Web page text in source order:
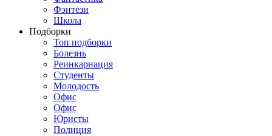
Фэнтези
Школа
Подборки
Топ подборки
Болезнь
Реинкарнация
Студенты
Молодость
Офис
Офис
Юристы
Полиция